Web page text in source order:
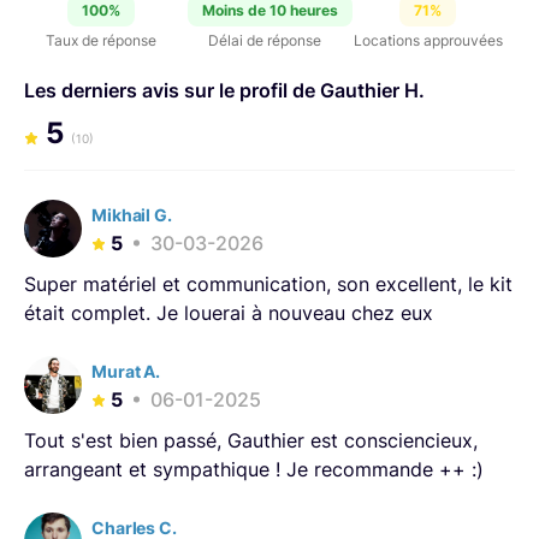
100%
Taux de réponse
Moins de 10 heures
Délai de réponse
71%
Locations approuvées
Les derniers avis sur le profil de Gauthier H.
5 (10)
Mikhail G.
5
30-03-2026
Super matériel et communication, son excellent, le kit
était complet. Je louerai à nouveau chez eux
Murat A.
5
06-01-2025
Tout s'est bien passé, Gauthier est consciencieux,
arrangeant et sympathique ! Je recommande ++ :)
Charles C.